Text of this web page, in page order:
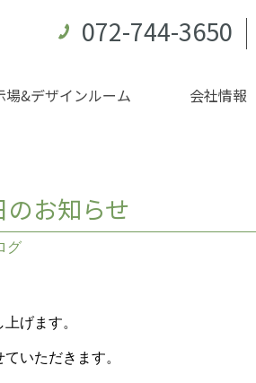
072-744-3650
場&デザインルーム 会社情報
お知らせ
グ
げます。
いただきます。